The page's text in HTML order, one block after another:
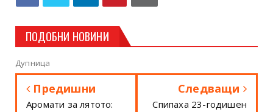
ПОДОБНИ НОВИНИ
Дупница
Предишни
Аромати за лятото:
Следващи
Спипаха 23-годишен